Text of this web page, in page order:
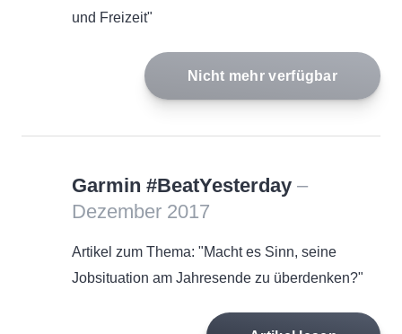
und Freizeit"
Nicht mehr verfügbar
Garmin #BeatYesterday –
Dezember 2017
Artikel zum Thema: "Macht es Sinn, seine
Jobsituation am Jahresende zu überdenken?"